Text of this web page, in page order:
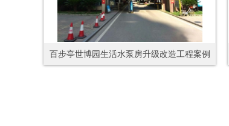
百步亭世博园生活水泵房升级改造工程案例